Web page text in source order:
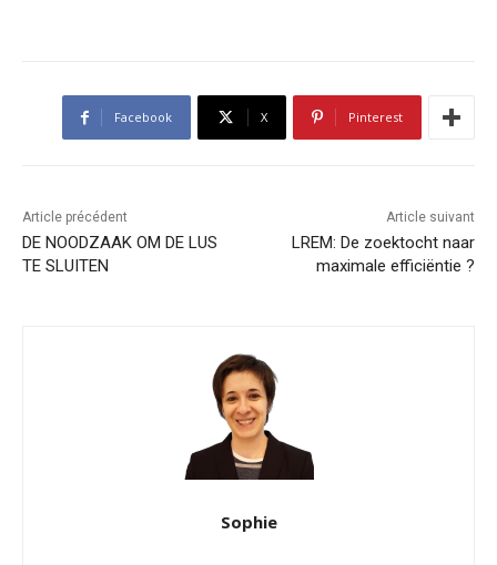
Facebook X Pinterest
Article précédent
DE NOODZAAK OM DE LUS
TE SLUITEN
Article suivant
LREM: De zoektocht naar
maximale efficiëntie ?
Sophie